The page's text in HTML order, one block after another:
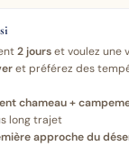
2 jourset voulez une
et préférez des
chameau +
long trajet
approche du